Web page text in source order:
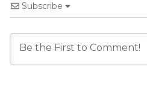
Subscribe